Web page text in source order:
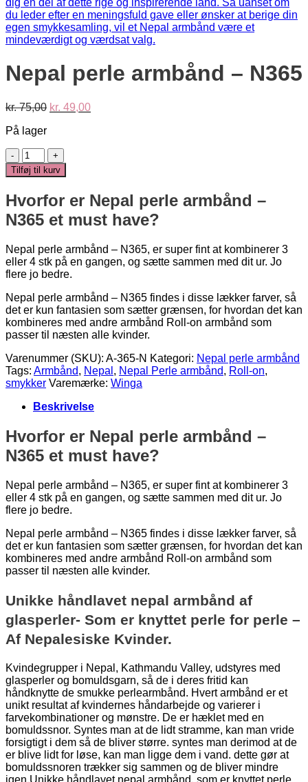
Nepal perle armbånd – N365
kr.75,00 Den
kr. 75,00.
kr. 49,00Den
På lager
Nepal
perle
armbånd
N365
antal
Tilføj til kurv
Hvorfor er Nepal perle armbånd –
N365 et must have?
Nepal perle armbånd – N365, er super fint at kombinerer 3
eller 4 stk på en gangen, og sætte sammen med dit ur. Jo
flere jo bedre.
Nepal perle armbånd – N365 findes i disse lækker farver, så
det er kun fantasien som sætter grænsen, for hvordan det kan
kombineres med andre armbånd Roll-on armbånd som
passer til næsten alle kvinder.
Varenummer (SKU): A-365-N Kategori: Nepal perle armbånd
Tags: Armbånd, Nepal , Nepal Perle armbånd, Roll-on,
smykker Varemærke: Winga
Beskrivelse
Hvorfor er Nepal perle armbånd –
N365 et must have?
Nepal perle armbånd – N365, er super fint at kombinerer 3
eller 4 stk på en gangen, og sætte sammen med dit ur. Jo
flere jo bedre.
Nepal perle armbånd – N365 findes i disse lækker farver, så
det er kun fantasien som sætter grænsen, for hvordan det kan
kombineres med andre armbånd Roll-on armbånd som
passer til næsten alle kvinder.
Unikke håndlavet nepal armbånd af
glasperler- Som er knyttet perle for perle –
Af Nepalesiske Kvinder.
Kvindegrupper i Nepal, Kathmandu Valley, udstyres med
glasperler og bomuldsgarn, så de i deres fritid kan
håndknytte de smukke perlearmbånd. Hvert armbånd er et
unikt resultat af kvindernes håndarbejde og varierer i
farvekombinationer og mønstre. De er hæklet med en
bomuldssnor. Syntes man at de lidt stramme, kan man vride
forsigtigt i dem så de bliver større. syntes man derimod at de
er blive lidt for løse, kan man ligge dem i vand. dette gør at
bomuldssnoren trækker sig sammen og de bliver mindre